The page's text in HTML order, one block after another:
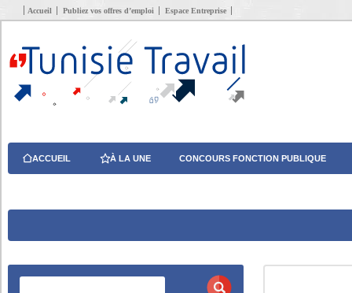
Accueil Publiez vos offres d’emploi Espace Entreprise
ACCUEIL À LA UNE CONCOURS FONCTION PUBLIQUE